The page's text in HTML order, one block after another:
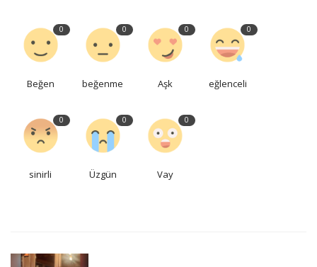
0
Beğen
0
beğenme
0
Aşk
0
eğlenceli
0
sinirli
0
Üzgün
0
Vay